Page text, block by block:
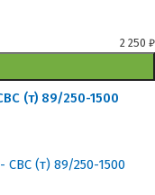
2 250 ₽
(т) 89/250-1500